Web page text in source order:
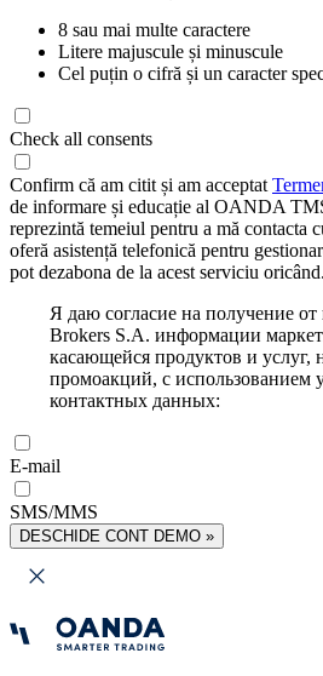
8 sau mai multe caractere
Litere majuscule și minuscule
Cel puțin o cifră și un caracter
Check all consents
Confirm că am citit și am acceptat
de informare și educație al OANDA
reprezintă temeiul pentru a mă contacta
oferă asistență telefonică pentru
pot dezabona de la acest serviciu oricând.
Я даю согласие на получение
Brokers S.A. информации
касающейся продуктов и услуг,
промоакций, с использованием
контактных данных:
E-mail
SMS/MMS
DESCHIDE CONT DEMO »